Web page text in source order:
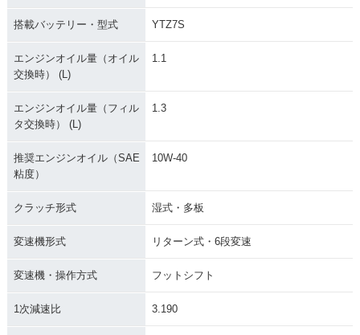
搭載バッテリー・型式 YTZ7S
エンジンオイル量（オイル
交換時） (L)
1.1
エンジンオイル量（フィル
タ交換時） (L)
1.3
推奨エンジンオイル（SAE
粘度）
10W-40
クラッチ形式 湿式・多板
変速機形式 リターン式・6段変速
変速機・操作方式 フットシフト
1次減速比 3.190